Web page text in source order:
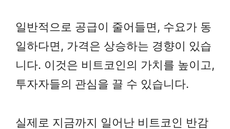
일반적으로 공급이 줄어들면, 수요가 동
일하다면, 가격은 상승하는 경향이 있습
니다. 이것은 비트코인의 가치를 높이고,
투자자들의 관심을 끌 수 있습니다.
실제로 지금까지 일어난 비트코인 반감